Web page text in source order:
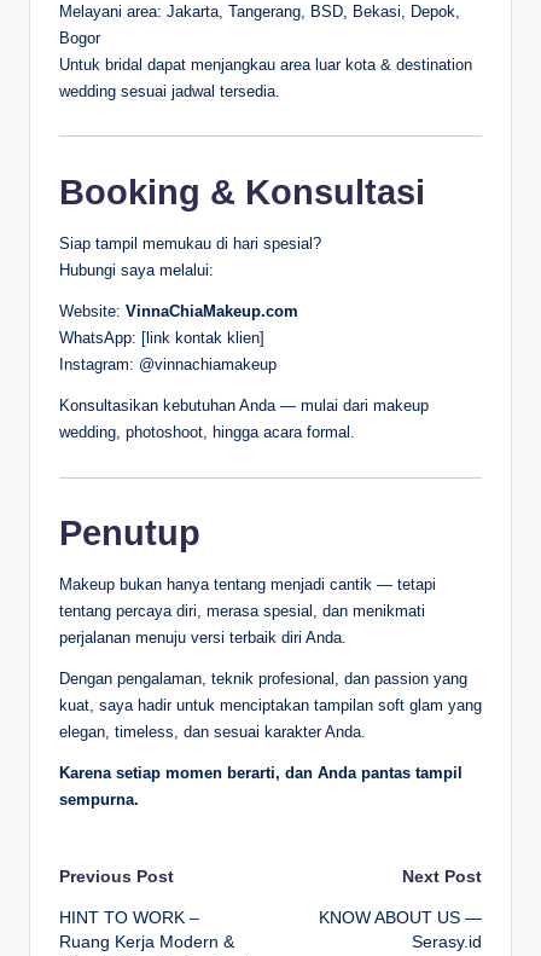
Melayani area: Jakarta, Tangerang, BSD, Bekasi, Depok,
Bogor
Untuk bridal dapat menjangkau area luar kota & destination
wedding sesuai jadwal tersedia.
Booking & Konsultasi
Siap tampil memukau di hari spesial?
Hubungi saya melalui:
Website: VinnaChiaMakeup.com
WhatsApp: [link kontak klien]
Instagram: @vinnachiamakeup
Konsultasikan kebutuhan Anda — mulai dari makeup
wedding, photoshoot, hingga acara formal.
Penutup
Makeup bukan hanya tentang menjadi cantik — tetapi
tentang percaya diri, merasa spesial, dan menikmati
perjalanan menuju versi terbaik diri Anda.
Dengan pengalaman, teknik profesional, dan passion yang
kuat, saya hadir untuk menciptakan tampilan soft glam yang
elegan, timeless, dan sesuai karakter Anda.
Karena setiap momen berarti, dan Anda pantas tampil
sempurna.
Post
navigation
Previous Post
HINT TO WORK –
Ruang Kerja Modern &
Next Post
KNOW ABOUT US —
Serasy.id